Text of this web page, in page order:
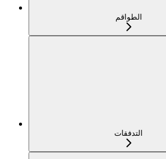
الطواقم
التدفقات